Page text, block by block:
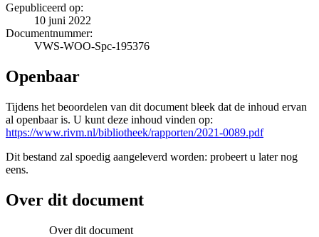
Gepubliceerd op:
10 juni 2022
Documentnummer:
VWS-WOO-Spc-195376
Openbaar
Tijdens het beoordelen van dit document bleek dat de inhoud ervan
al openbaar is. U kunt deze inhoud vinden op:
https://www.rivm.nl/bibliotheek/rapporten/2021-0089.pdf
Dit bestand zal spoedig aangeleverd worden: probeert u later nog
eens.
Over dit document
Over dit document